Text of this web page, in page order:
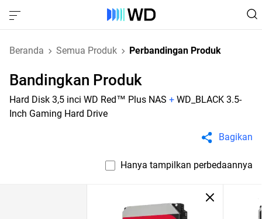
Beranda Semua Produk Perbandingan Produk
Bandingkan Produk
Hard Disk 3,5 inci WD Red™ Plus NAS + WD_BLACK 3.5-
Inch Gaming Hard Drive
Bagikan
Hanya tampilkan perbedaannya